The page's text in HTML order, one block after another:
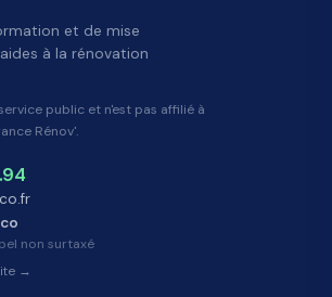
et de mise
à la rénovation
public et n'est pas affilié à
Rénov'.
non surtaxé
→